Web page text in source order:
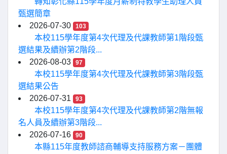
甄選簡章
2026-07-30
103
本校115學年度第4次代理及代課教師第1階段甄
選結果及續辦第2階段...
2026-08-03
97
本校115學年度第4次代理及代課教師第3階段甄
選結果公告
2026-07-31
93
本校115學年度第4次代理及代課教師第2階無報
名人員及續辦第3階段...
2026-07-16
90
本縣115年度教師諮商輔導支持服務方案－團體